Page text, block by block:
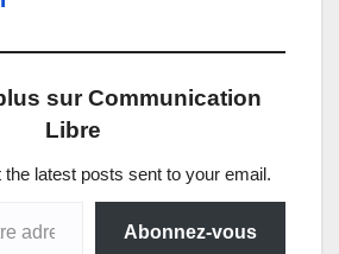
e
g
e
g
a
m
l
sur Communication
Libre
the latest posts sent to your email.
Abonnez-vous